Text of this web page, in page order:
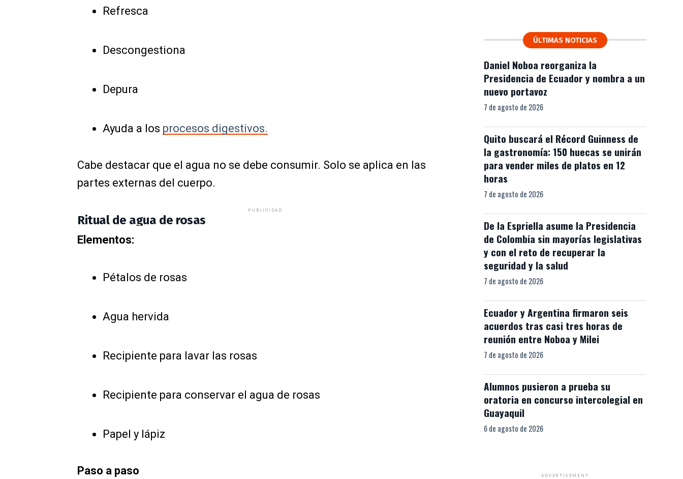
Refresca
Descongestiona
Depura
Ayuda a los procesos digestivos.
Cabe destacar que el agua no se debe consumir. Solo se aplica en las
partes externas del cuerpo.
PUBLICIDAD
Ritual de agua de rosas
Elementos:
Pétalos de rosas
Agua hervida
Recipiente para lavar las rosas
Recipiente para conservar el agua de rosas
Papel y lápiz
Paso a paso
ÚLTIMAS NOTICIAS
Daniel Noboa reorganiza la
Presidencia de Ecuador y nombra a un
nuevo portavoz
7 de agosto de 2026
Quito buscará el Récord Guinness de
la gastronomía: 150 huecas se unirán
para vender miles de platos en 12
horas
7 de agosto de 2026
De la Espriella asume la Presidencia
de Colombia sin mayorías legislativas
y con el reto de recuperar la
seguridad y la salud
7 de agosto de 2026
Ecuador y Argentina firmaron seis
acuerdos tras casi tres horas de
reunión entre Noboa y Milei
7 de agosto de 2026
Alumnos pusieron a prueba su
oratoria en concurso intercolegial en
Guayaquil
6 de agosto de 2026
ADVERTISEMENT